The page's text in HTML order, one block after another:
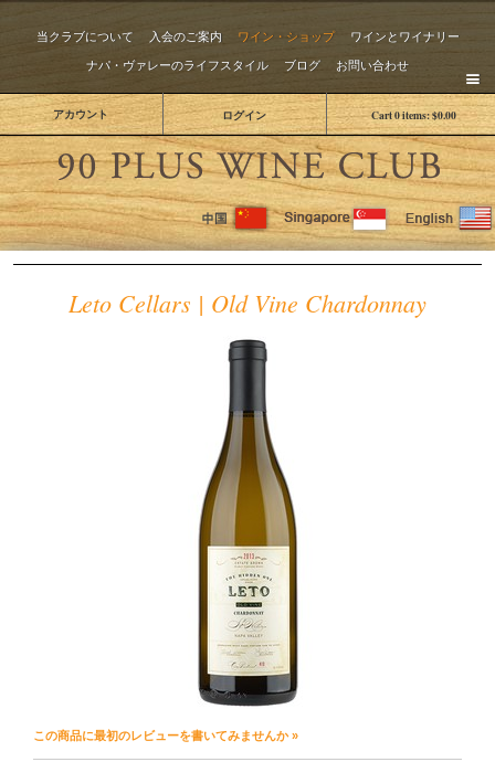
当クラブについて 入会のご案内 ワイン・ショップ
ワインとワイナリー
ナパ・ヴァレーのライフスタイル
ブログ お問い合わせ
Cart0items:$0.00
アカウント ログイン
The
Leto Cellars | Old Vine Chardonnay
この商品に最初のレビューを書いてみませんか »